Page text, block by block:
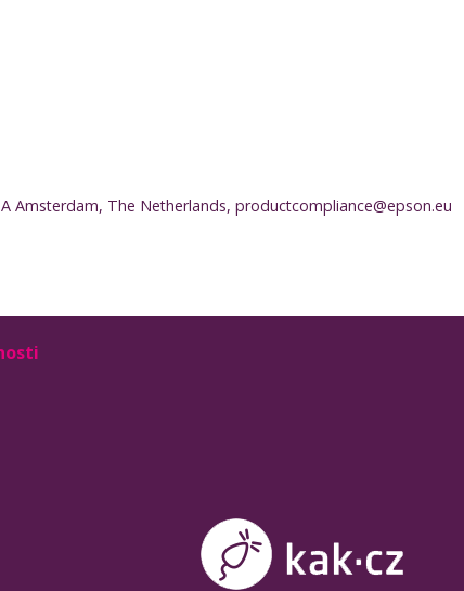
Amsterdam, The Netherlands, productcompliance@epson.eu